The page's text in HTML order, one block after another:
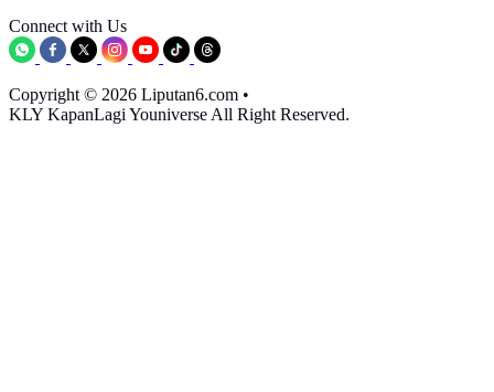
Connect with Us
Copyright © 2026 Liputan6.com •
KLY KapanLagi Youniverse All Right Reserved.